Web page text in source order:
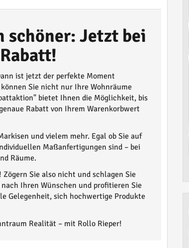
schöner: Jetzt bei
ist jetzt der perfekte Moment
Sie nicht nur Ihre Wohnräume
bietet Ihnen die Möglichkeit, bis
Rabatt von Ihrem Warenkorbwert
und vielem mehr. Egal ob Sie auf
Maßanfertigungen sind – bei
Räume.
Sie also nicht und schlagen Sie
Ihren Wünschen und profitieren Sie
Gelegenheit, sich hochwertige Produkte
Realität – mit Rollo Rieper!